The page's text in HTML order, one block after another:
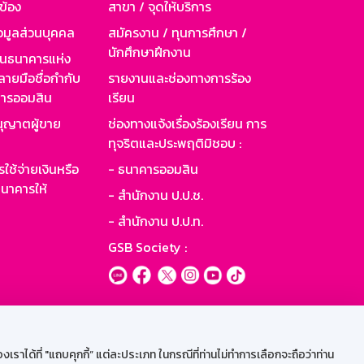
ได้ที่ "แถบคุกกี้” แต่ละประเภท ในกรณีที่ท่านไม่ทำการเลือกจะถือว่าท่าน
อง
มูลส่วนบุคคล
นาคารแห่ง
ายมือชื่อกำกับ
รออมสิน
ญาตผู้ขาย
ช้จ่ายเงินหรือ
คารให้
สาขา / จุดให้บริการ
สมัครงาน / ทุนการศึกษา /
นักศึกษาฝึกงาน
รายงานและช่องทางการร้อง
เรียน
ช่องทางแจ้งเรื่องร้องเรียน การ
ทุจริตและประพฤติมิชอบ :
- ธนาคารออมสิน
- สำนักงาน ป.ป.ช.
- สำนักงาน ป.ป.ท.
GSB Society :